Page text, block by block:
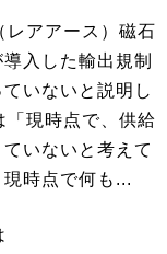
アアース）磁石
入した輸出規制
いないと説明し
「現時点で、供給
いないと考えて
時点で何も...